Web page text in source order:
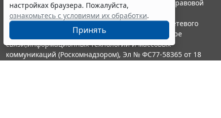
настройках браузера. Пожалуйста,
ознакомьтесь с условиями их обработки.
Принять
являются участниками Российской ассоциации правовой
информации ГАРАНТ.
Портал ГАРАНТ.РУ зарегистрирован в качестве сетевого
издания Федеральной службой по надзору в сфере
связи,информационных технологий и массовых
коммуникаций (Роскомнадзором), Эл № ФС77-58365 от 18